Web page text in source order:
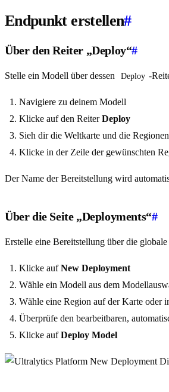
Endpunkt erstellen#
Über den Reiter „Deploy“#
Stelle ein Modell über dessen Deploy -
Navigiere zu deinem Modell
Klicke auf den ReiterDeploy
Sieh dir die Weltkarte und die
Klicke in der Zeile der gewünschten
Der Name der Bereitstellung wird
Über die Seite „Deployments“#
Erstelle eine Bereitstellung über die globale
Klicke aufNew Deployment
Wähle ein Modell aus dem
Wähle eine Region auf der Karte oder
Überprüfe den bearbeitbaren,
Klicke aufDeploy Model